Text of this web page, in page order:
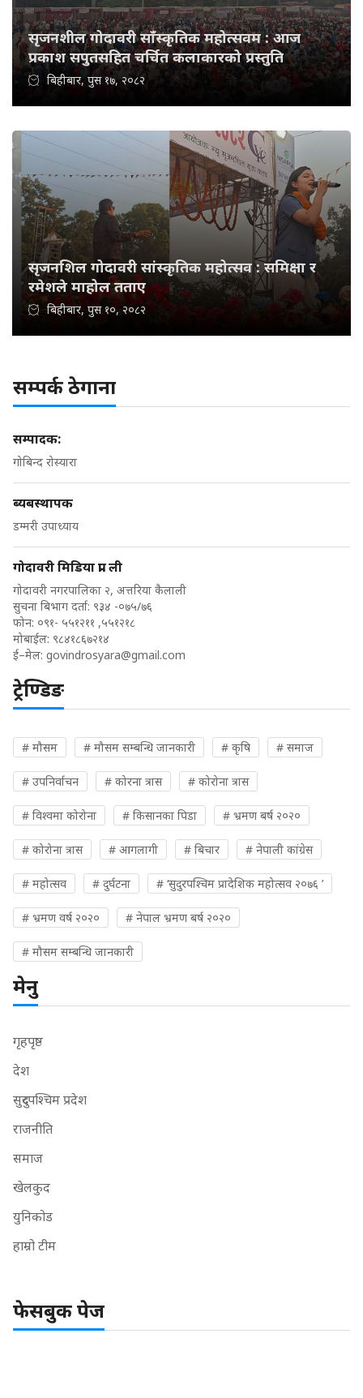
सृजनशील गोदावरी साँस्कृतिक महोत्सवम : आज
प्रकाश सपुतसहित चर्चित कलाकारको प्रस्तुति
बिहीबार, पुस १७, २०८२
सृजनशिल गोदावरी सांस्कृतिक महोत्सव : समिक्षा र
रमेशले माहोल तताए
बिहीबार, पुस १०, २०८२
सम्पर्क ठेगाना
सम्पादक:
गोबिन्द रोस्यारा
ब्यबस्थापक
डम्मरी उपाध्याय
गोदावरी मिडिया प्रा. ली
गोदावरी नगरपालिका २, अत्तरिया कैलाली
सुचना बिभाग दर्ता: ९३४ -०७५/७६
फोन: ०९१- ५५१२११ ,५५१२१८
मोबाईल: ९८४१८६७२१४
ई–मेल: govindrosyara@gmail.com
ट्रेण्डिङ
# मौसम # मौसम सम्बन्धि जानकारी # कृषि # समाज
# उपनिर्वाचन # कोरना त्रास # कोरोना त्रास
# विश्वमा कोरोना # किसानका पिडा # भ्रमण बर्ष २०२०
# कोरोना त्रास # आगलागी # बिचार # नेपाली कांग्रेस
# महोत्सव # दुर्घटना # ‘सुदुरपश्चिम प्रादेशिक महोत्सव २०७६ ’
# भ्रमण वर्ष २०२० # नेपाल भ्रमण बर्ष २०२०
# मौसम सम्बन्धि जानकारी
मेनु
गृहपृष्ठ
देश
सुदुरपश्चिम प्रदेश
राजनीति
समाज
खेलकुद
युनिकोड
हाम्रो टीम
फेसबुक पेज